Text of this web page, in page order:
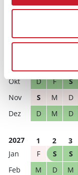
D
F S
S
M D
D
M D
2027 1 2 3
F
S S
M
D M